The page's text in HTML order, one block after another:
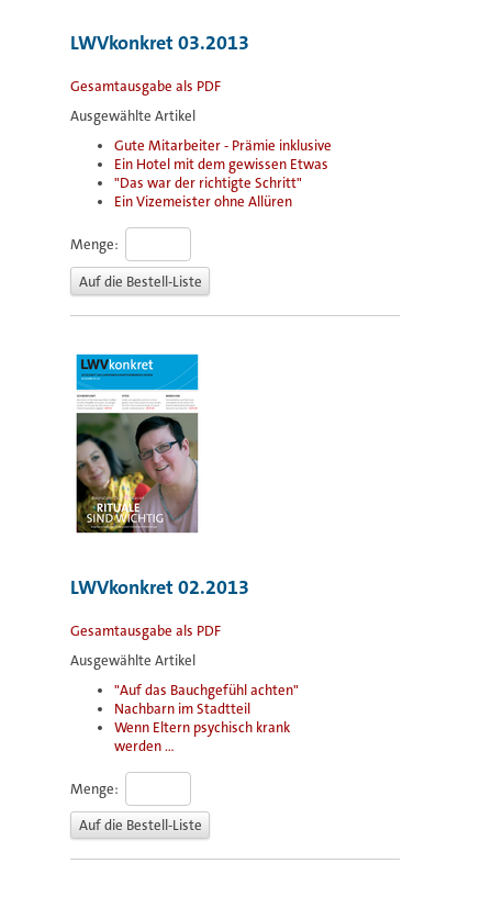
LWVkonkret 03.2013
Gesamtausgabe als PDF
Ausgewählte Artikel
Gute Mitarbeiter - Prämie inklusive
Ein Hotel mit dem gewissen Etwas
"Das war der richtigte Schritt"
Ein Vizemeister ohne Allüren
Menge:
LWVkonkret 02.2013
Gesamtausgabe als PDF
Ausgewählte Artikel
"Auf das Bauchgefühl achten"
Nachbarn im Stadtteil
Wenn Eltern psychisch krank
werden ...
Menge: